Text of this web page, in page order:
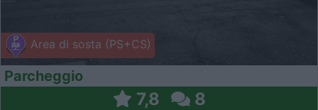
Area di sosta (PS+CS)
Parcheggio
7,8 8